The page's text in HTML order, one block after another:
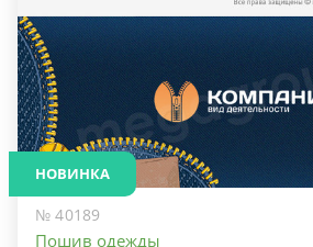
НОВИНКА
№ 40189
Пошив одежды